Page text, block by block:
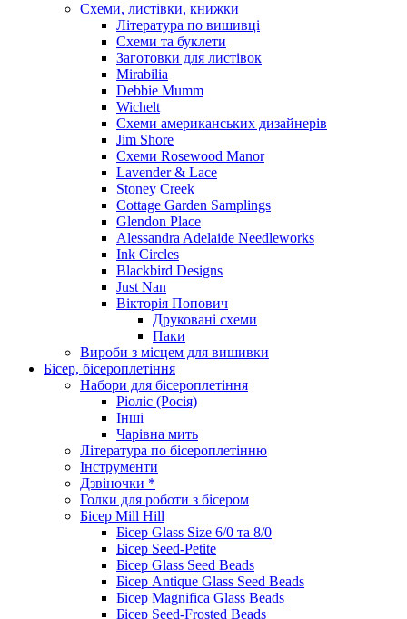
Схеми, листівки, книжки
Література по вишивці
Схеми та буклети
Заготовки для листівок
Mirabilia
Debbie Mumm
Wichelt
Схеми американських дизайнерів
Jim Shore
Cхеми Rosewood Manor
Lavender & Lace
Stoney Creek
Cottage Garden Samplings
Glendon Place
Alessandra Adelaide Needleworks
Ink Circles
Blackbird Designs
Just Nan
Вікторія Попович
Друковані схеми
Паки
Вироби з місцем для вишивки
Бісер, бісероплетіння
Набори для бісероплетіння
Ріоліс (Росія)
Інші
Чарівна мить
Література по бісероплетінню
Інструменти
Дзвіночки *
Голки для роботи з бісером
Бісер Mill Hill
Бісер Glass Size 6/0 та 8/0
Бісер Seed-Petite
Бісер Glass Seed Beads
Бісер Antique Glass Seed Beads
Бісер Magnifica Glass Beads
Бісер Seed-Frosted Beads